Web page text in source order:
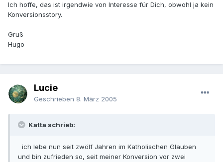
Ich hoffe, das ist irgendwie von Interesse für Dich, obwohl ja kein
Konversionsstory.
Gruß
Hugo
Lucie
Geschrieben 8. März 2005
Katta schrieb:
ich lebe nun seit zwölf Jahren im Katholischen Glauben
und bin zufrieden so, seit meiner Konversion vor zwei